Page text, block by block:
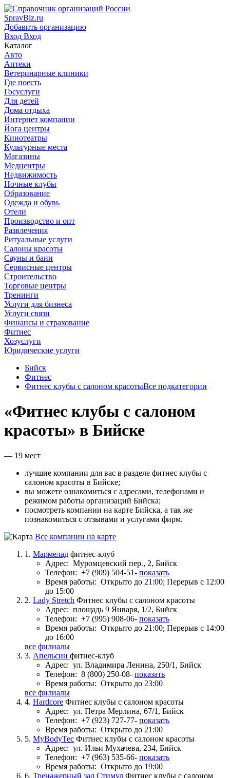
SpravBiz.ru
Добавить организацию
Вход Вход
Каталог
Авто
Аптеки
Ветеринарные клиники
Где поесть
Госуслуги
Для детей
Дома отдыха
Интернет компании
Йога центры
Кинотеатры
Культурные места
Магазины
Медцентры
Недвижимость
Ночные клубы
Образование
Одежда и обувь
Отели
Производство и опт
Развлечения
Ритуальные услуги
Салоны красоты
Сауны и бани
Сервисные центры
Строительство
Торговые центры
Тренинги
Услуги для бизнеса
Услуги связи
Финансы и страхование
Фитнес
Хозуслуги
Юридические услуги
Бийск
Фитнес
Фитнес клубы с салоном красотыВсе подкатегории
«Фитнес клубы с салоном
красоты» в Бийске
— 19 мест
лучшие компании для вас в разделе фитнес клубы с
салоном красоты в Бийске;
вы можете ознакомиться с адресами, телефонами и
режимом работы организаций Бийска;
посмотреть компании на карте Бийска, а так же
познакомиться с отзывами и услугами фирм.
Все компании на карте
1. Мармелад фитнес-клуб
Адрес: Муромцевский пер., 2, Бийск
Телефон: +7 (909) 504-51- показать
Время работы: Открыто до 21:00; Перерыв с 12:00
до 15:00
2. Lady Stretch Фитнес клубы с салоном красоты
Адрес: площадь 9 Января, 1/2, Бийск
Телефон: +7 (995) 908-06- показать
Время работы: Открыто до 21:00; Перерыв с 14:00
до 16:00
все филиалы
3. Апельсин фитнес-клуб
Адрес: ул. Владимира Ленина, 250/1, Бийск
Телефон: 8 (800) 250-08- показать
Время работы: Открыто до 23:00
все филиалы
4. Hardcore Фитнес клубы с салоном красоты
Адрес: ул. Петра Мерлина, 67/1, Бийск
Телефон: +7 (923) 727-77- показать
Время работы: Открыто до 21:00
5. MyBodyTec Фитнес клубы с салоном красоты
Адрес: ул. Ильи Мухачева, 234, Бийск
Телефон: +7 (963) 535-66- показать
Время работы: Открыто до 19:00
6. Тренажерный зал Стимул Фитнес клубы с салоном